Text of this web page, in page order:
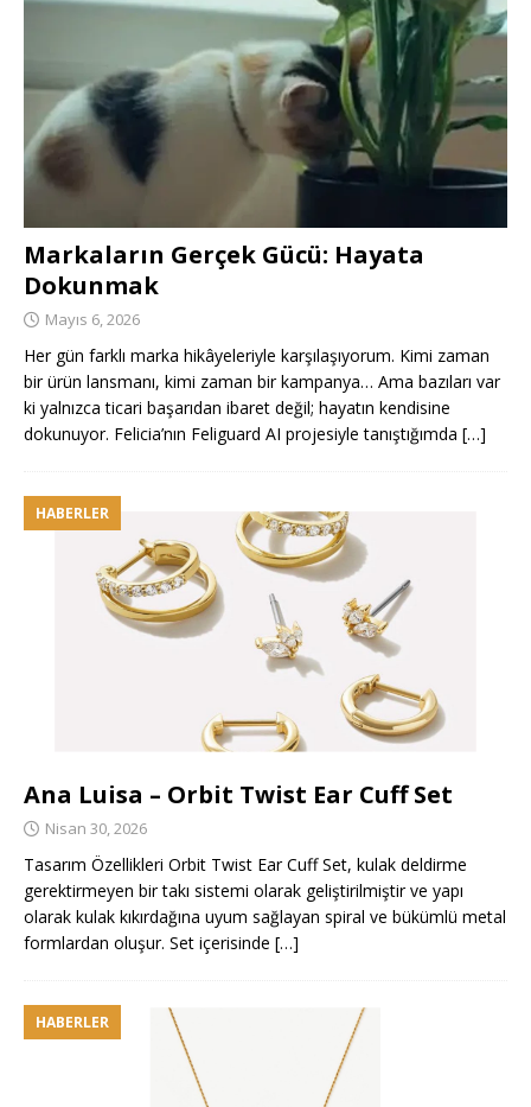
Markaların Gerçek Gücü: Hayata
Dokunmak
Mayıs 6, 2026
Her gün farklı marka hikâyeleriyle karşılaşıyorum. Kimi zaman
bir ürün lansmanı, kimi zaman bir kampanya… Ama bazıları var
ki yalnızca ticari başarıdan ibaret değil; hayatın kendisine
dokunuyor. Felicia’nın Feliguard AI projesiyle tanıştığımda […]
HABERLER
Ana Luisa – Orbit Twist Ear Cuff Set
Nisan 30, 2026
Tasarım Özellikleri Orbit Twist Ear Cuff Set, kulak deldirme
gerektirmeyen bir takı sistemi olarak geliştirilmiştir ve yapı
olarak kulak kıkırdağına uyum sağlayan spiral ve bükümlü metal
formlardan oluşur. Set içerisinde […]
HABERLER